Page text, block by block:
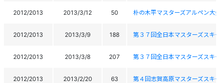
2012/2013 2013/3/12 50 朴の木平マスターズアルペン大
2012/2013 2013/3/9 188 第３７回全日本マスターズスキ
2012/2013 2013/3/8 207 第３７回全日本マスターズスキ
2012/2013 2013/2/20 63 第４回志賀高原マスターズスキ